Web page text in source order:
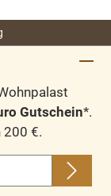
Gutschein*.
200 €.